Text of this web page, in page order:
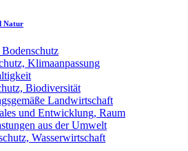
Natur
Klimaanpassung
Biodiversität
Landwirtschaft
und Entwicklung, Raum
aus der Umwelt
Wasserwirtschaft